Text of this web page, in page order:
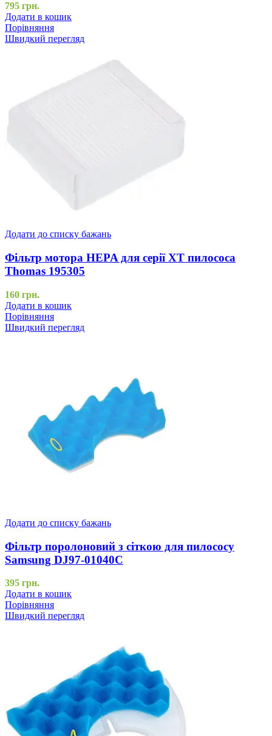
795 грн.
Додати в кошик
Порівняння
Швидкий перегляд
Додати до списку бажань
Фільтр мотора HEPA для серії XT пилососа
Thomas 195305
160 грн.
Додати в кошик
Порівняння
Швидкий перегляд
Додати до списку бажань
Фільтр поролоновий з сіткою для пилососу
Samsung DJ97-01040C
395 грн.
Додати в кошик
Порівняння
Швидкий перегляд